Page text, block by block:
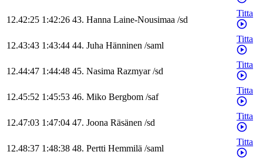
12.42:25 1:42:26 43. Hanna Laine-Nousimaa /sd
Titta
12.43:43 1:43:44 44. Juha Hänninen /saml
Titta
12.44:47 1:44:48 45. Nasima Razmyar/sd
Titta
12.45:52 1:45:53 46. Miko Bergbom /saf
Titta
12.47:03 1:47:04 47. Joona Räsänen /sd
Titta
12.48:37 1:48:38 48. Pertti Hemmilä /saml
Titta